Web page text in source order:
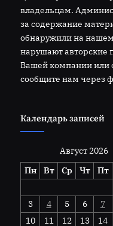
владельцам.
за содержание
обнаружили на
нарушают
Вашей компании или
сообщите нам через
Календарь записей
Август 2026
Пн
Вт Ср Чт Пт
3
4 5 6 7
10
11 12 13 14